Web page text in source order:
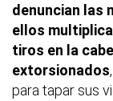
denuncian las
ellos
tiros en la
extorsionados
para tapar sus